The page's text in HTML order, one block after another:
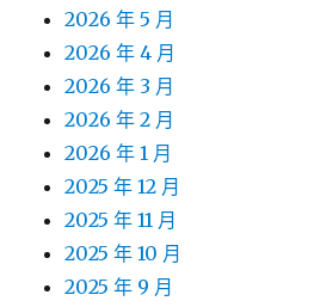
2026 年 5 月
2026 年 4 月
2026 年 3 月
2026 年 2 月
2026 年 1 月
2025 年 12 月
2025 年 11 月
2025 年 10 月
2025 年 9 月